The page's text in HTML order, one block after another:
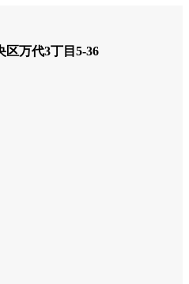
区万代3丁目5-36